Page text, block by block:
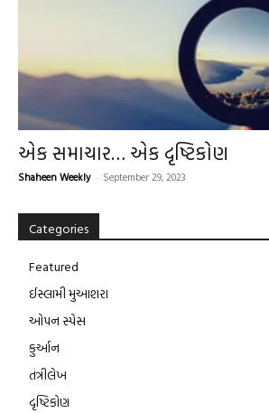
એક સમાચાર… એક દૃષ્ટિકોણ
Shaheen Weekly - September 29, 2023
Categories
Featured
ઈસ્લામી મુઆશરા
ઓપન સ્પેસ
કુર્આન
તંત્રીલેખ
દૃષ્ટિકોણ